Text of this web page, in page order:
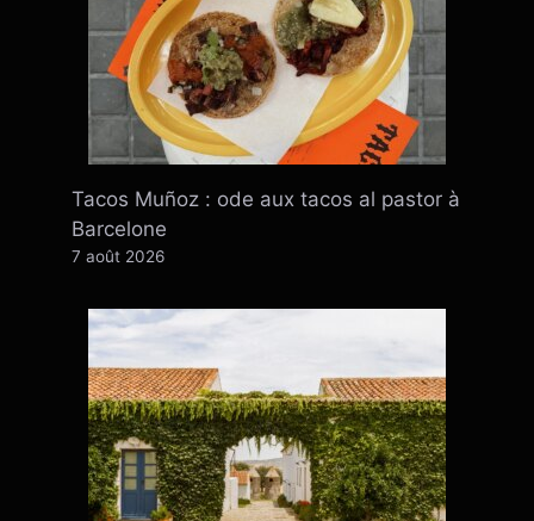
Tacos Muñoz : ode aux tacos al pastor à
Barcelone
7 août 2026